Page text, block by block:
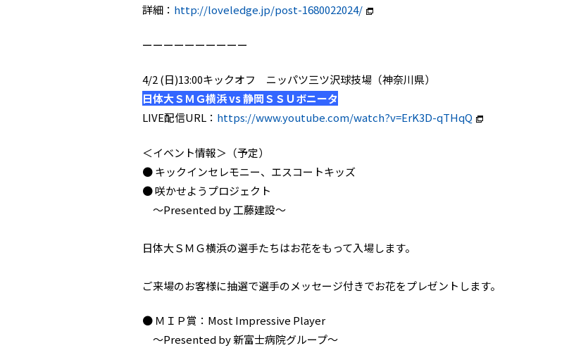
詳細： http://loveledge.jp/post-1680022024/
ーーーーーーーーーー
4/2 (日)13:00キックオフ ニッパツ三ツ沢球技場（神奈川県）
日体大ＳＭＧ横浜 vs 静岡ＳＳＵボニータ
LIVE配信URL： https://www.youtube.com/watch?v=ErK3D-qTHqQ
＜イベント情報＞（予定）
● キックインセレモニー、エスコートキッズ
● 咲かせようプロジェクト
～Presented by 工藤建設～
日体大ＳＭＧ横浜の選手たちはお花をもって入場します。
ご来場のお客様に抽選で選手のメッセージ付きでお花をプレゼントします。
● ＭＩＰ賞：Most Impressive Player
～Presented by 新富士病院グループ～